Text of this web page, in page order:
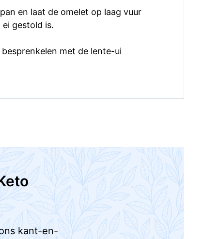
en laat de omelet op laag vuur
gestold is.
met de lente-ui
kant-en-